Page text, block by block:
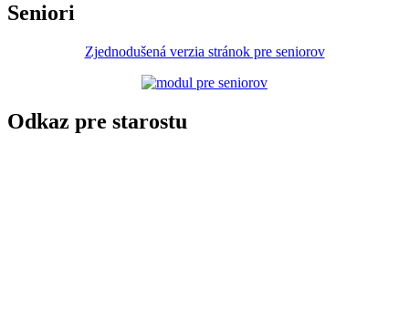
Seniori
Zjednodušená verzia stránok pre seniorov
Odkaz pre starostu